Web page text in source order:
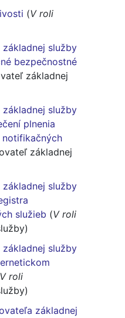
(V roli
služby
bezpečnostné
základnej
služby
plnenia
notifikačných
základnej
služby
služieb (V roli
služby
V roli
základnej